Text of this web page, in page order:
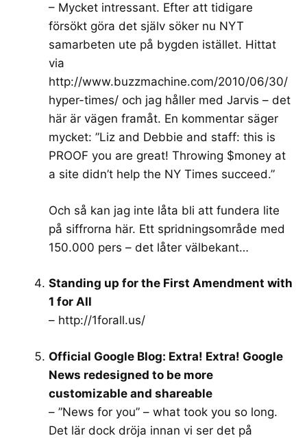
– Mycket intressant. Efter att tidigare
försökt göra det själv söker nu NYT
samarbeten ute på bygden istället. Hittat
via
http://www.buzzmachine.com/2010/06/30/
hyper-times/ och jag håller med Jarvis – det
här är vägen framåt. En kommentar säger
mycket: ”Liz and Debbie and staff: this is
PROOF you are great! Throwing $money at
a site didn’t help the NY Times succeed.”
Och så kan jag inte låta bli att fundera lite
på siffrorna här. Ett spridningsområde med
150.000 pers – det låter välbekant…
Standing up for the First Amendment with
1 for All
– http://1forall.us/
Official Google Blog: Extra! Extra! Google
News redesigned to be more
customizable and shareable
– ”News for you” – what took you so long.
Det lär dock dröja innan vi ser det på